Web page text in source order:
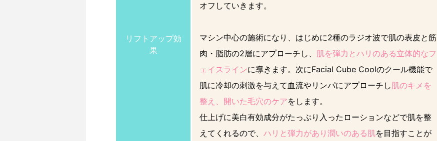
リフトアップ効
果
オフしていきます。
マシン中心の施術になり、はじめに2種のラジオ波で肌の表皮と筋
肉・脂肪の2層にアプローチし、 肌を弾力とハリのある立体的なフ
ェイスラインに導きます。次にFacial Cube Coolのクール機能で
肌に冷却の刺激を与えて血流やリンパにアプローチし肌のキメを
整え、開いた毛穴のケアをします。
仕上げに美白有効成分がたっぷり入ったローションなどで肌を整
えてくれるので、 ハリと弾力があり潤いのある肌を目指すことが